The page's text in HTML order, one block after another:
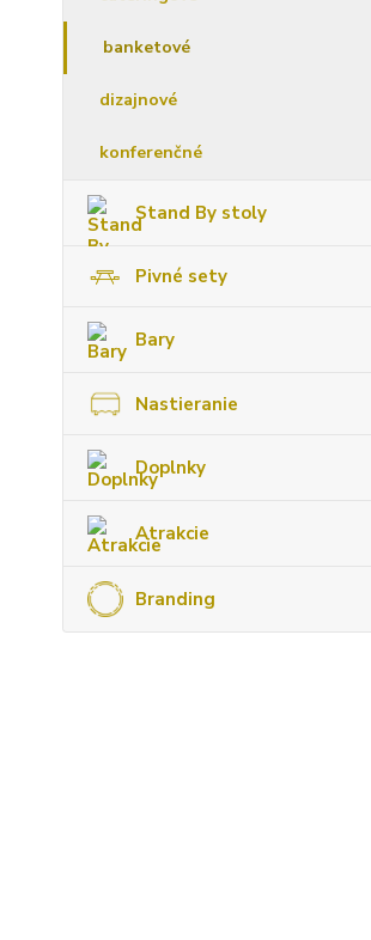
banketové
dizajnové
konferenčné
Stand By stoly
Pivné sety
Bary
Nastieranie
Doplnky
Atrakcie
Branding